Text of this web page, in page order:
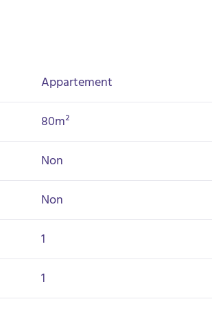
Appartement
80m²
Non
Non
1
1